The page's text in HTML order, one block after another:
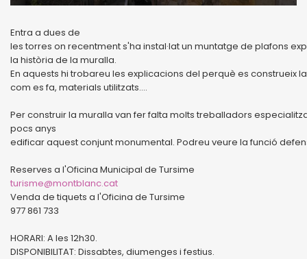
Entra a dues de
les torres on recentment s'ha instal·lat un muntatge de plafons
la història de la muralla.
En aquests hi trobareu les explicacions del perquè es construeix
com es fa, materials utilitzats....
Per construir la muralla van fer falta molts treballadors
pocs anys
edificar aquest conjunt monumental. Podreu veure la funció
Reserves a l'Oficina Municipal de Tursime
turisme@montblanc.cat
Venda de tiquets a l'Oficina de Tursime
977 861 733
HORARI: A les 12h30.
DISPONIBILITAT: Dissabtes, diumenges i festius.